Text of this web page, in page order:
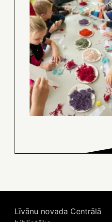
Līvānu novada Centrālā